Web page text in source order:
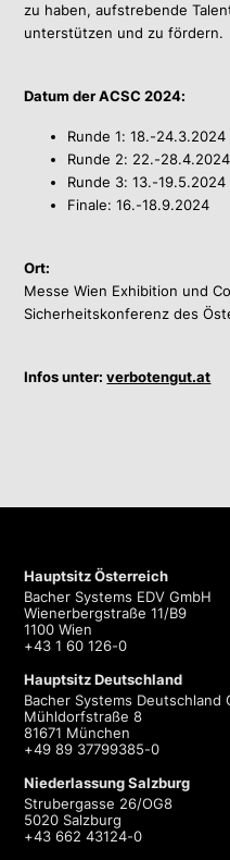
zu haben, aufstrebende
unterstützen und zu fördern.
Datum der ACSC 2024:
Runde 1: 18.-24.3.2024
Runde 2: 22.-28.4.2024
Runde 3: 13.-19.5.2024
Finale: 16.-18.9.2024
Ort:
Messe Wien Exhibition und
Sicherheitskonferenz des
Infos unter:verbotengut.at
Hauptsitz Österreich
Bacher Systems EDV GmbH
Wienerbergstraße 11/B9
1100 Wien
+43 1 60 126-0
Hauptsitz Deutschland
Bacher Systems Deutschland
Mühldorfstraße 8
81671 München
+49 89 37799385-0
Niederlassung Salzburg
Strubergasse 26/OG8
5020 Salzburg
+43 662 43124-0